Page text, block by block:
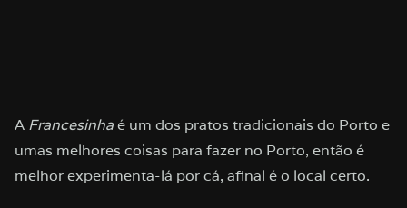
A Francesinhaé um dos pratos tradicionais do Porto e
umas melhores coisas para fazer no Porto, então é
melhor experimenta-lá por cá, afinal é o local certo.